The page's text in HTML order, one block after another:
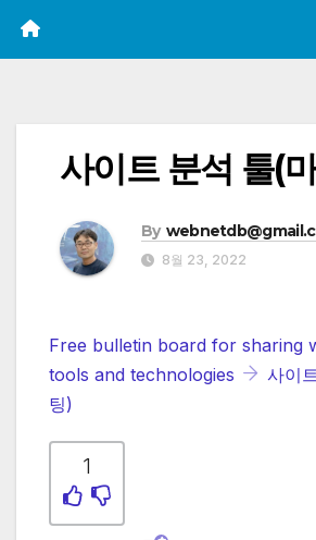
사이트 분석 툴(
By
8월 23, 2022
Free bulletin board for sharing
tools and technologies
사이
팅)
1